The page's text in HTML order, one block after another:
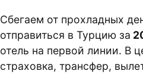
Сбегаем от прохладных
отправиться в Турцию за
отель на первой линии. В
страховка, трансфер,